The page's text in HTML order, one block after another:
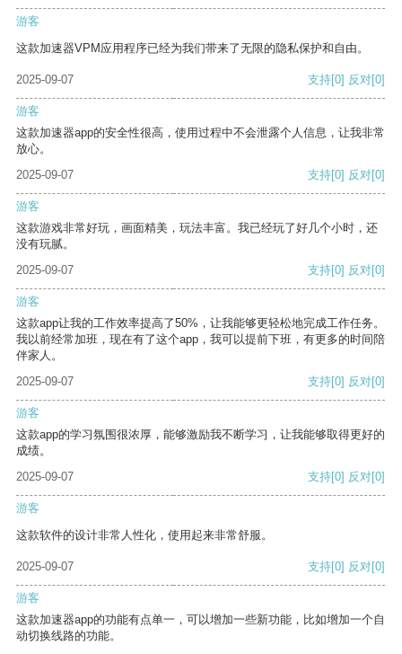
游客
这款加速器VPM应用程序已经为我们带来了无限的隐私保护和自由。
2025-09-07 支持[0] 反对[0]
游客
这款加速器app的安全性很高，使用过程中不会泄露个人信息，让我非常
放心。
2025-09-07
支持[0] 反对[0]
游客
这款游戏非常好玩，画面精美，玩法丰富。我已经玩了好几个小时，还
没有玩腻。
2025-09-07
支持[0] 反对[0]
游客
这款app让我的工作效率提高了50%，让我能够更轻松地完成工作任务。
我以前经常加班，现在有了这个app，我可以提前下班，有更多的时间陪
伴家人。
2025-09-07
支持[0] 反对[0]
游客
这款app的学习氛围很浓厚，能够激励我不断学习，让我能够取得更好的
成绩。
2025-09-07
支持[0] 反对[0]
游客
这款软件的设计非常人性化，使用起来非常舒服。
2025-09-07 支持[0] 反对[0]
游客
这款加速器app的功能有点单一，可以增加一些新功能，比如增加一个自
动切换线路的功能。